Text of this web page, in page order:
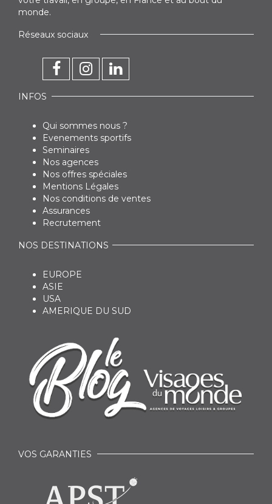
monde.
Réseaux sociaux
INFOS
Qui sommes nous ?
Evenements sportifs
Seminaires
Nos agences
Nos offres spéciales
Mentions Légales
Nos conditions de ventes
Assurances
Recrutement
NOS DESTINATIONS
EUROPE
ASIE
USA
AMERIQUE DU SUD
VOS GARANTIES